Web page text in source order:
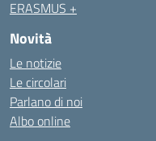
ERASMUS +
Novità
Le notizie
Le circolari
Parlano di noi
Albo online